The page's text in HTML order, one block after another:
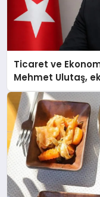
Ticaret ve
Mehmet Ulutaş,
açıklamada